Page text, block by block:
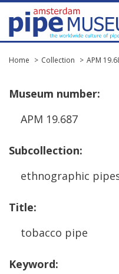
Home Collection APM
Museum number:
APM 19.687
Subcollection:
ethnographic
Title:
tobacco pipe
Keyword: